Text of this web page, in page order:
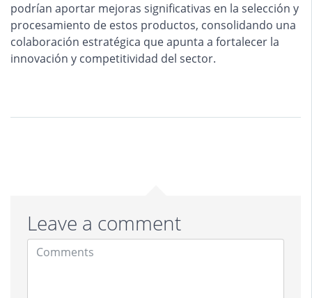
podrían aportar mejoras significativas en la selección y
procesamiento de estos productos, consolidando una
colaboración estratégica que apunta a fortalecer la
innovación y competitividad del sector.
Leave a comment